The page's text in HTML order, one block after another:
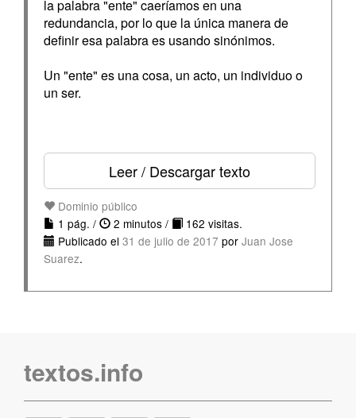
la palabra "ente" caeríamos en una
redundancia, por lo que la única manera de
definir esa palabra es usando sinónimos.
Un "ente" es una cosa, un acto, un individuo o
un ser.
Leer / Descargar texto
Dominio público
1 pág. /
2 minutos /
162 visitas.
Publicado el 31 de julio de 2017 por Juan Jose
Suarez.
textos.info